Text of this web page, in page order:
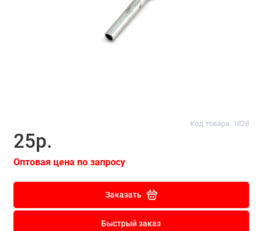
Код товара: 1828
25р.
Оптовая цена по запросу
Заказать
Быстрый заказ